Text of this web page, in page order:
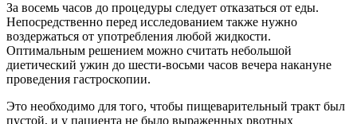
За восемь часов до процедуры следует отказаться от еды.
Непосредственно перед исследованием также нужно
воздержаться от употребления любой жидкости.
Оптимальным решением можно считать небольшой
диетический ужин до шести-восьми часов вечера накануне
проведения гастроскопии.
Это необходимо для того, чтобы пищеварительный тракт был
пустой, и у пациента не было выраженных рвотных